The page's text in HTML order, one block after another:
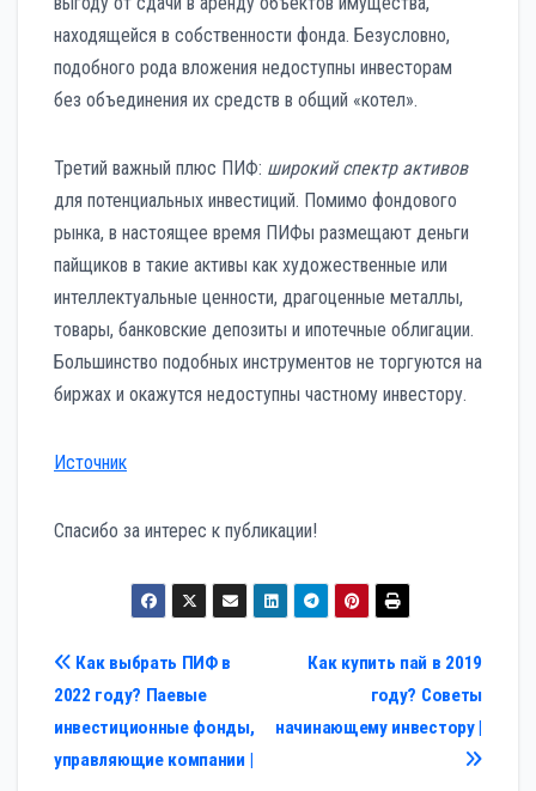
находящейся в собственности фонда. Безусловно,
подобного рода вложения недоступны инвесторам
без объединения их средств в общий «котел».
Третий важный плюс ПИФ: широкий спектр активов
для потенциальных инвестиций. Помимо фондового
рынка, в настоящее время ПИФы размещают деньги
пайщиков в такие активы как художественные или
интеллектуальные ценности, драгоценные металлы,
товары, банковские депозиты и ипотечные облигации.
Большинство подобных инструментов не торгуются на
биржах и окажутся недоступны частному инвестору.
Источник
Спасибо за интерес к публикации!
Навигация
по
записям
Как купить пай в 2019
году? Советы
начинающему инвестору |
Как выбрать ПИФ в
2022 году? Паевые
инвестиционные фонды,
управляющие компании |